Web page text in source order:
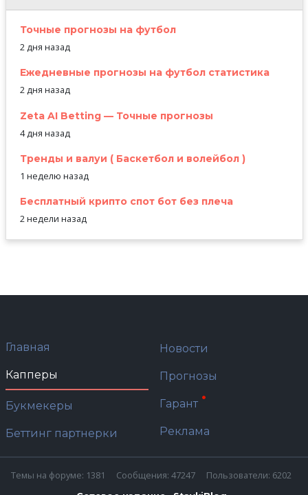
Точные прогнозы на футбол
2 дня назад
Ежедневные прогнозы на футбол статистика
2 дня назад
Zeta AI Betting — Точные прогнозы
4 дня назад
Тренды и валуи ( Баскетбол и волейбол )
1 неделю назад
Бесплатный крипто спот бот без плеча
2 недели назад
Главная
Капперы
Букмекеры
Беттинг партнерки
Новости
Прогнозы
Гарант
Реклама
Темы на форуме: 1381 Сообщения: 47247 Пользователи: 6202